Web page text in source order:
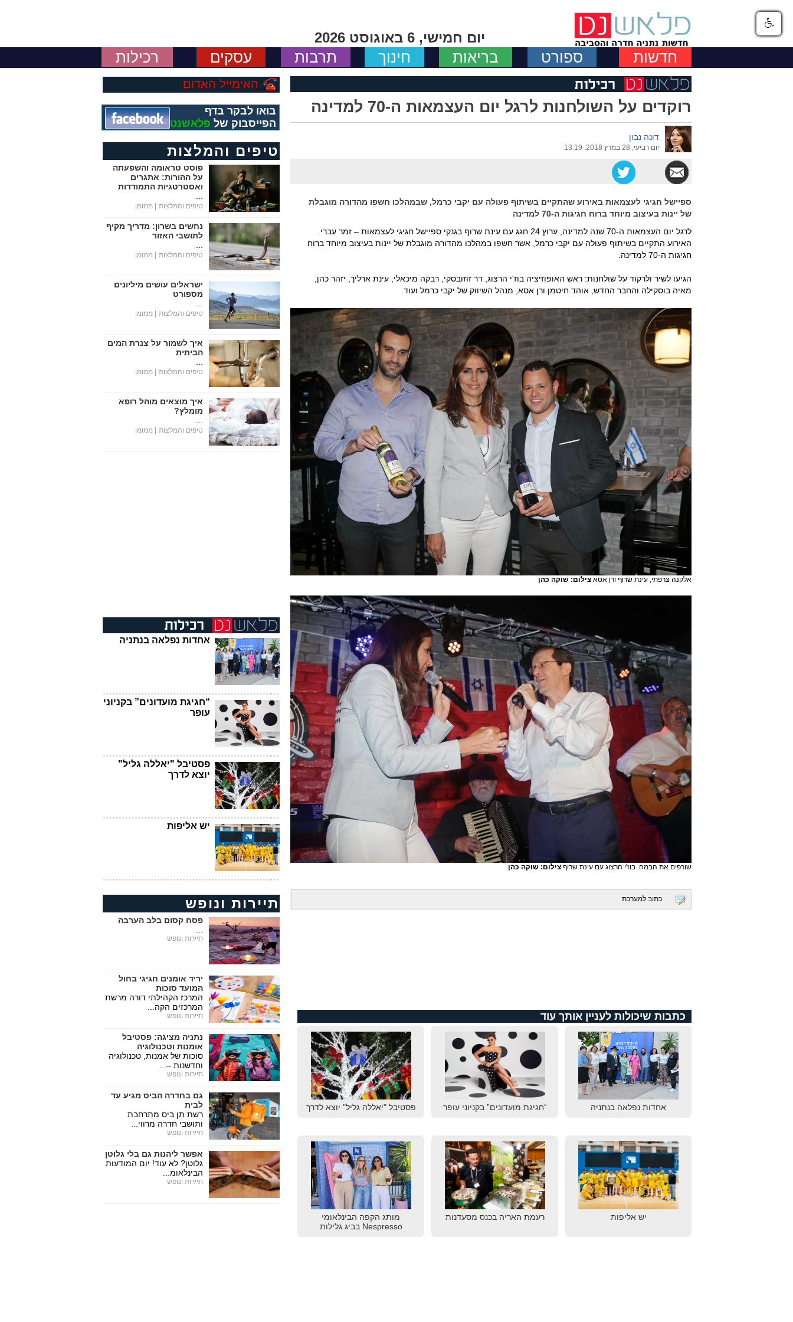
יום חמישי, 6 באוגוסט 2026
חדשות ספורט בריאות חינוך תרבות עסקים רכילות
רוקדים על השולחנות לרגל יום העצמאות ה-70 למדינה
דונה נבון
יום רביעי, 28 במרץ 2018, 13:19
ספיישל חגיגי לעצמאות באירוע שהתקיים בשיתוף פעולה עם יקבי כרמל, שבמהלכו חשפו מהדורה מוגבלת
של יינות בעיצוב מיוחד ברוח חגיגות ה-70 למדינה
לרגל יום העצמאות ה-70 שנה למדינה, ערוץ 24 חגג עם עינת שרוף בגנקי ספיישל חגיגי לעצמאות – זמר עברי.
האירוע התקיים בשיתוף פעולה עם יקבי כרמל, אשר חשפו במהלכו מהדורה מוגבלת של יינות בעיצוב מיוחד ברוח
חגיגות ה-70 למדינה.
הגיעו לשיר ולרקוד על שולחנות: ראש האופוזיציה בוז'י הרצוג, דר זוזובסקי, רבקה מיכאלי, עינת ארליך, יזהר כהן,
מאיה בוסקילה והחבר החדש, אוהד חיטמן ורן אסא, מנהל השיווק של יקבי כרמל ועוד.
אלקנה צרפתי, עינת שרוף ורן אסא צילום: שוקה כהן
שורפים את הבמה. בוז'י הרצוג עם עינת שרוף צילום: שוקה כהן
כתוב למערכת
כתבות שיכולות לעניין אותך עוד
אחדות נפלאה בנתניה “חגיגת מועדונים” בקניוני עופר פסטיבל "יאללה גליל" יוצא לדרך
יש אליפות רעמת האריה בכנס מסעדנות
מותג הקפה הבינלאומי
Nespresso בביג גלילות
האימייל האדום
בואו לבקר בדף
הפייסבוק של פלאשנט
טיפים והמלצות
פוסט טראומה והשפעתה
על ההורות: אתגרים
ואסטרטגיות התמודדות
טיפים והמלצות | ממומן
נחשים בשרון: מדריך מקיף
לתושבי האזור
טיפים והמלצות | ממומן
ישראלים עושים מיליונים
מספורט
טיפים והמלצות | ממומן
איך לשמור על צנרת המים
הביתית
טיפים והמלצות | ממומן
איך מוצאים מוהל רופא
מומלץ?
טיפים והמלצות | ממומן
אחדות נפלאה בנתניה
“חגיגת מועדונים” בקניוני
עופר
פסטיבל "יאללה גליל"
יוצא לדרך
יש אליפות
תיירות ונופש
פסח קסום בלב הערבה
תיירות ונופש
יריד אומנים חגיגי בחול
המועד סוכות
המרכז הקהילתי דורה מרשת
המרכזים הקה...
תיירות ונופש
נתניה מציגה: פסטיבל
אומנות וטכנולוגיה
סוכות של אמנות, טכנולוגיה
וחדשנות –...
תיירות ונופש
גם בחדרה הביס מגיע עד
לבית
רשת תן ביס מתרחבת
ותושבי חדרה מרווי...
תיירות ונופש
אפשר ליהנות גם בלי גלוטן
גלוטן? לא עוד! יום המודעות
הבינלאומ...
תיירות ונופש